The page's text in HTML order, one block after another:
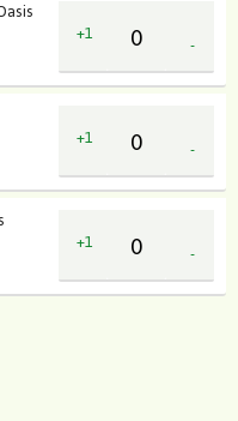
+1
-
+1
-
+1
-